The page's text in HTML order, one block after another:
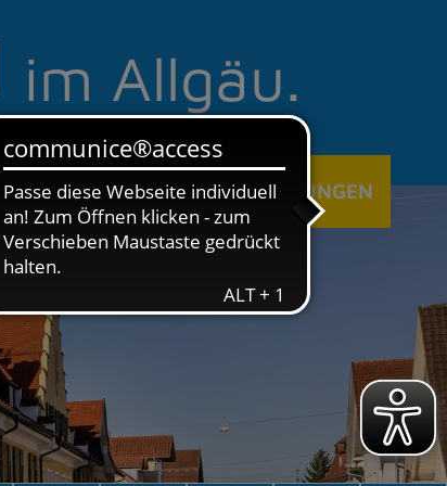
im Allgäu.
ÖFFENTLICHE EINRICHTUNGEN